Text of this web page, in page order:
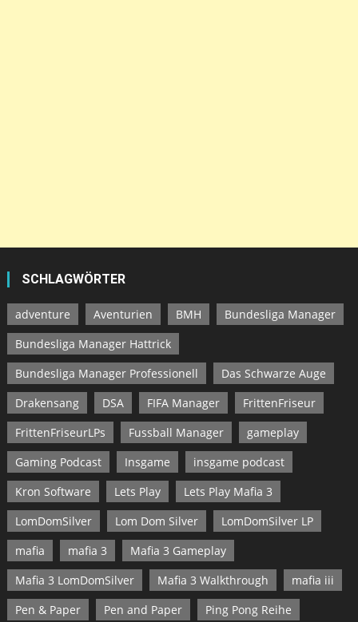
SCHLAGWÖRTER
adventure Aventurien BMH
Bundesliga Manager
Bundesliga Manager Hattrick
Bundesliga Manager Professionell
Das Schwarze Auge
Drakensang
DSA FIFA Manager
FrittenFriseur
FrittenFriseurLPs
Fussball Manager
gameplay
Gaming Podcast
Insgame
insgame podcast
Kron Software
Lets Play
Lets Play Mafia 3
LomDomSilver
Lom Dom Silver
LomDomSilver LP
mafia
mafia 3
Mafia 3 Gameplay
Mafia 3 LomDomSilver
Mafia 3 Walkthrough
mafia iii
Pen & Paper
Pen and Paper
Ping Pong Reihe